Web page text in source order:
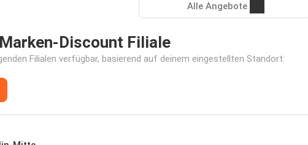
Alle Angebote
Discount Filiale
Filialen verfügbar, basierend auf deinem eingestellten Standort: